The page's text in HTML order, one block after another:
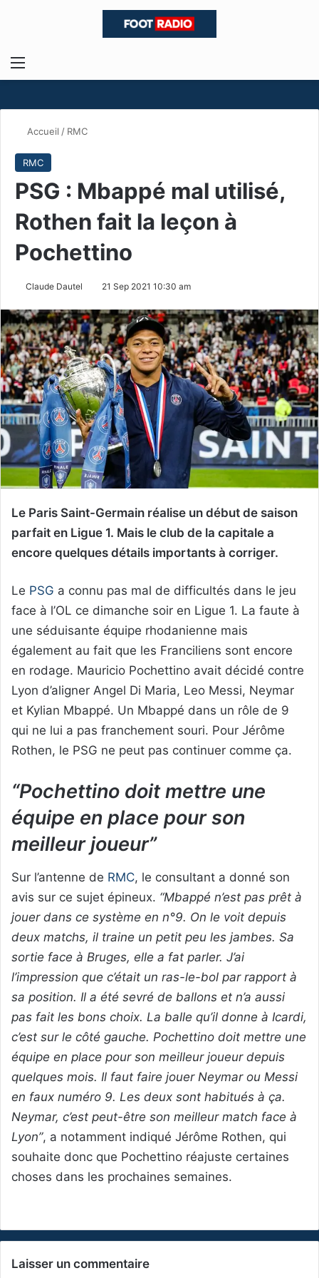
Menu
Accueil / RMC
RMC
PSG : Mbappé mal utilisé,
Rothen fait la leçon à
Pochettino
Claude Dautel 21 Sep 2021 10:30 am
Le Paris Saint-Germain réalise un début de saison
parfait en Ligue 1. Mais le club de la capitale a
encore quelques détails importants à corriger.
Le PSG a connu pas mal de difficultés dans le jeu
face à l’OL ce dimanche soir en Ligue 1. La faute à
une séduisante équipe rhodanienne mais
également au fait que les Franciliens sont encore
en rodage. Mauricio Pochettino avait décidé contre
Lyon d’aligner Angel Di Maria, Leo Messi, Neymar
et Kylian Mbappé. Un Mbappé dans un rôle de 9
qui ne lui a pas franchement souri. Pour Jérôme
Rothen, le PSG ne peut pas continuer comme ça.
“Pochettino doit mettre une
équipe en place pour son
meilleur joueur”
Sur l’antenne de RMC, le consultant a donné son
avis sur ce sujet épineux. “Mbappé n’est pas prêt à
jouer dans ce système en n°9. On le voit depuis
deux matchs, il traine un petit peu les jambes. Sa
sortie face à Bruges, elle a fat parler. J’ai
l’impression que c’était un ras-le-bol par rapport à
sa position. Il a été sevré de ballons et n’a aussi
pas fait les bons choix. La balle qu’il donne à Icardi,
c’est sur le côté gauche. Pochettino doit mettre une
équipe en place pour son meilleur joueur depuis
quelques mois. Il faut faire jouer Neymar ou Messi
en faux numéro 9. Les deux sont habitués à ça.
Neymar, c’est peut-être son meilleur match face à
Lyon”, a notamment indiqué Jérôme Rothen, qui
souhaite donc que Pochettino réajuste certaines
choses dans les prochaines semaines.
Laisser un commentaire